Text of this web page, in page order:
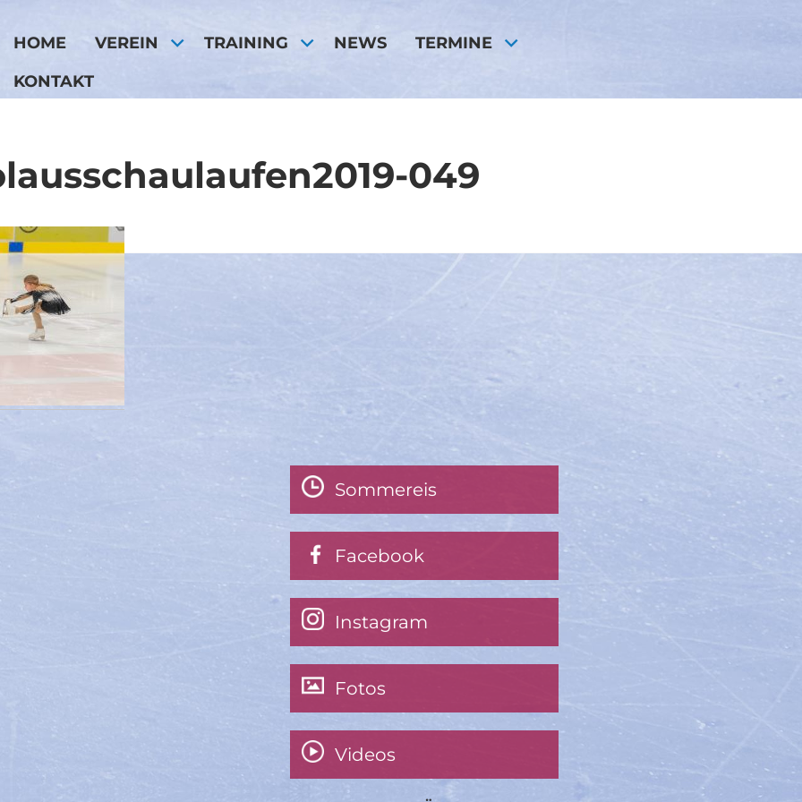
HOME VEREIN TRAINING NEWS TERMINE
KONTAKT
049
Sommereis
Facebook
Instagram
Fotos
Videos